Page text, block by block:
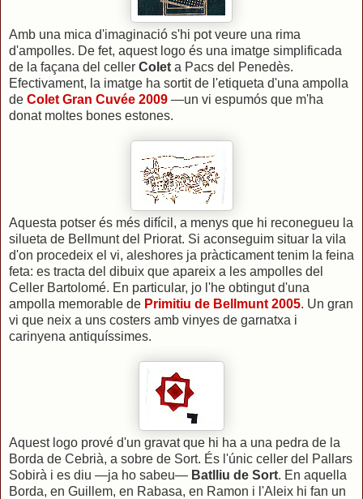
Amb una mica d'imaginació s'hi pot veure una rima
d'ampolles. De fet, aquest logo és una imatge simplificada
de la façana del celler Colet a Pacs del Penedès.
Efectivament, la imatge ha sortit de l'etiqueta d'una ampolla
de Colet Gran Cuvée 2009 —un vi espumós que m'ha
donat moltes bones estones.
Aquesta potser és més difícil, a menys que hi reconegueu la
silueta de Bellmunt del Priorat. Si aconseguim situar la vila
d'on procedeix el vi, aleshores ja pràcticament tenim la feina
feta: es tracta del dibuix que apareix a les ampolles del
Celler Bartolomé. En particular, jo l'he obtingut d'una
ampolla memorable de Primitiu de Bellmunt 2005. Un gran
vi que neix a uns costers amb vinyes de garnatxa i
carinyena antiquíssimes.
Aquest logo prové d'un gravat que hi ha a una pedra de la
Borda de Cebrià, a sobre de Sort. És l'únic celler del Pallars
Sobirà i es diu —ja ho sabeu— Batlliu de Sort. En aquella
Borda, en Guillem, en Rabasa, en Ramon i l'Aleix hi fan un